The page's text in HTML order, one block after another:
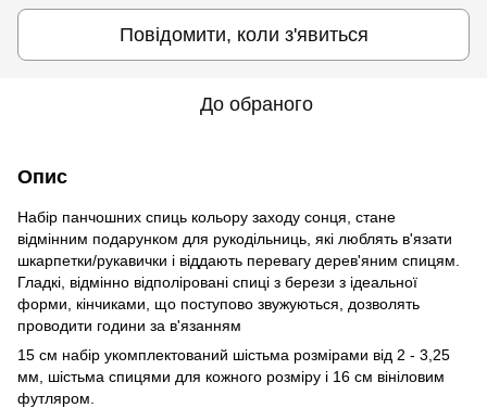
Повідомити, коли з'явиться
До обраного
Опис
Набір панчошних спиць кольору заходу сонця, стане
відмінним подарунком для рукодільниць, які люблять в'язати
шкарпетки/рукавички і віддають перевагу дерев'яним спицям.
Гладкі, відмінно відполіровані спиці з берези з ідеальної
форми, кінчиками, що поступово звужуються, дозволять
проводити години за в'язанням
15 см набір укомплектований шістьма розмірами від 2 - 3,25
мм, шістьма спицями для кожного розміру і 16 см вініловим
футляром.